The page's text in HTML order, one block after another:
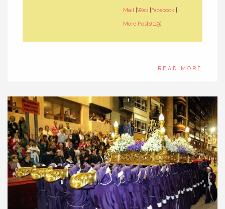
Mail Web Facebook
More Posts(119)
READ MORE